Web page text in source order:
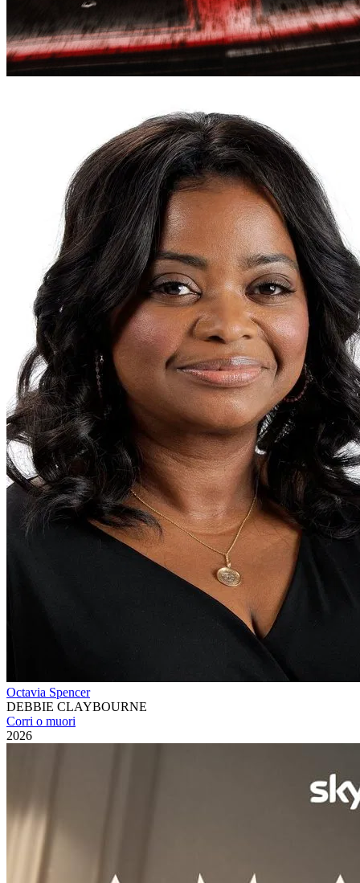
Octavia Spencer
DEBBIE CLAYBOURNE
Corri o muori
2026